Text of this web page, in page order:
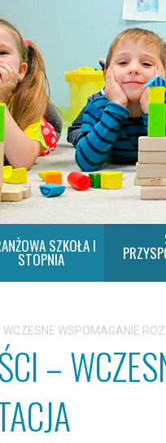
SZKOŁA I
STOPNIA
WSPOMAGANIE
–